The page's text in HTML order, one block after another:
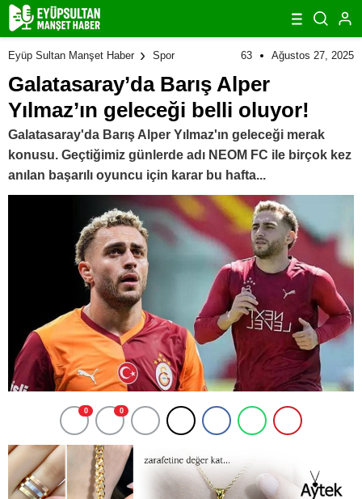
Eyüp Sultan Manşet Haber Spor 63 Ağustos 27, 2025
Galatasaray’da Barış Alper
Yılmaz’ın geleceği belli oluyor!
Galatasaray'da Barış Alper Yılmaz'ın geleceği merak
konusu. Geçtiğimiz günlerde adı NEOM FC ile birçok kez
anılan başarılı oyuncu için karar bu hafta...
0 0